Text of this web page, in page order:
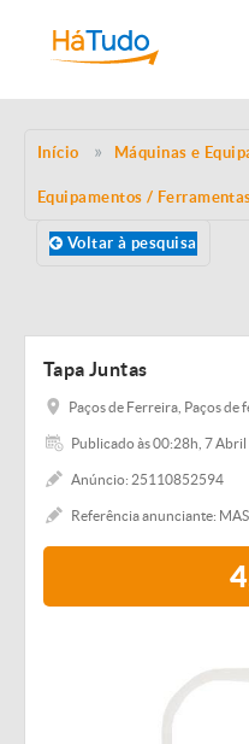
Início Máquinas e
Equipamentos /
Voltar à pesquisa
Tapa Juntas
Paços de Ferreira, Paços de
Publicado às 00:28h, 7 Abril
Anúncio: 25110852594
Referência anunciante: